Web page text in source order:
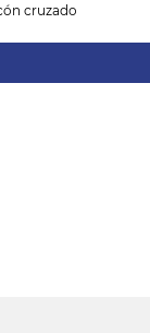
cruzado